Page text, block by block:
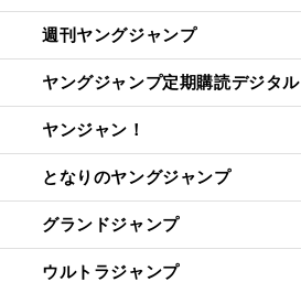
週刊ヤングジャンプ
ヤングジャンプ定期購読デジタル
ヤンジャン！
となりのヤングジャンプ
グランドジャンプ
ウルトラジャンプ